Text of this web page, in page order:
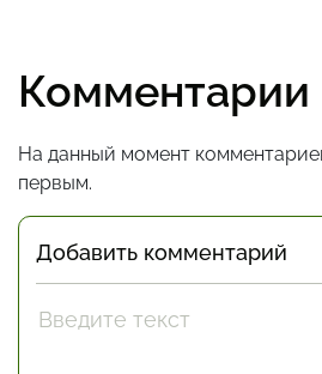
Комментарии
На данный момент
первым.
Добавить комментарий